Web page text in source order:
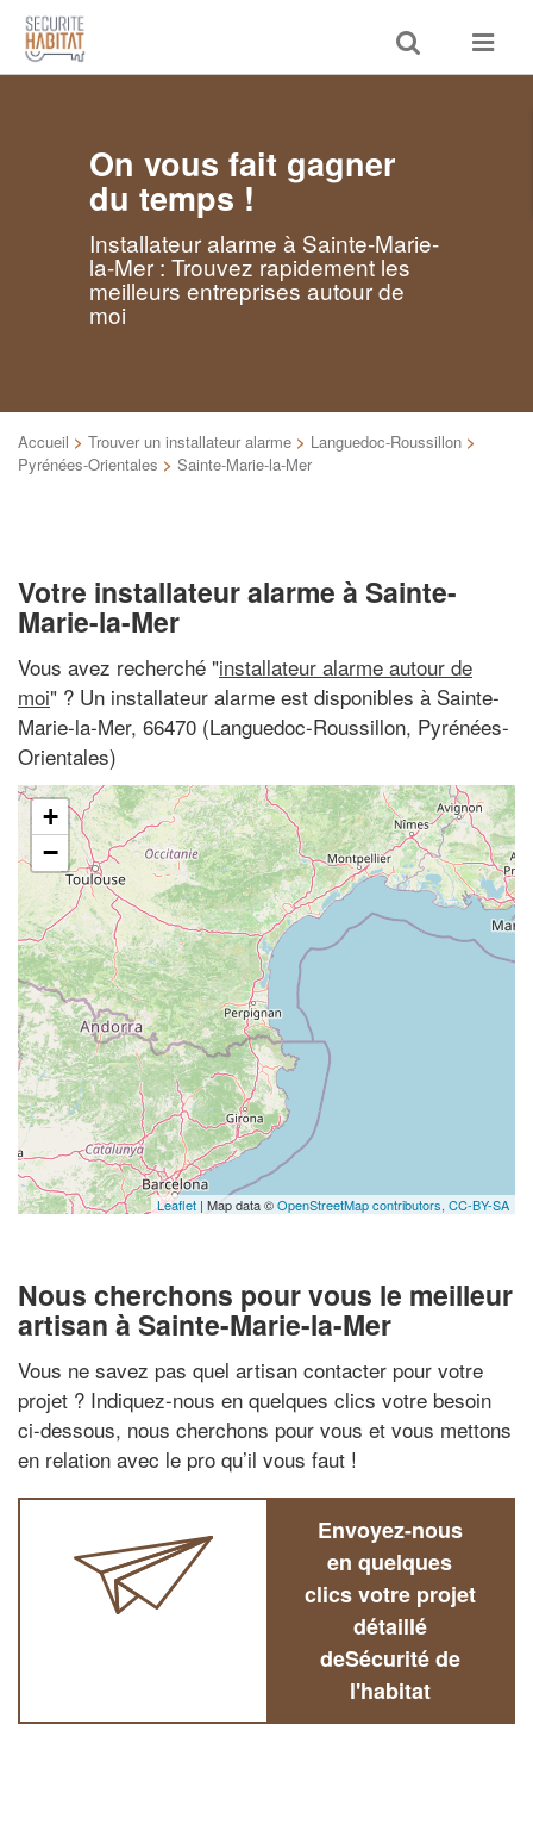
Toggle
search
Toggle
On vous fait gagner
du temps !
Installateur alarme à Sainte-Marie-
la-Mer : Trouvez rapidement les
meilleurs entreprises autour de
moi
Accueil > Trouver un installateur alarme > Languedoc-Roussillon >
Pyrénées-Orientales > Sainte-Marie-la-Mer
Votre installateur alarme à Sainte-
Marie-la-Mer
Vous avez recherché "installateur alarme autour de
moi" ? Un installateur alarme est disponibles à Sainte-
Marie-la-Mer, 66470 (Languedoc-Roussillon, Pyrénées-
Orientales)
+
−
Leaflet | Map data ©OpenStreetMap contributors, CC-BY-SA
Nous cherchons pour vous le meilleur
artisan à Sainte-Marie-la-Mer
Vous ne savez pas quel artisan contacter pour votre
projet ? Indiquez-nous en quelques clics votre besoin
ci-dessous, nous cherchons pour vous et vous mettons
en relation avec le pro qu’il vous faut !
Envoyez-nous
en quelques
clics votre projet
détaillé
deSécurité de
l'habitat